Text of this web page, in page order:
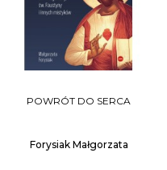
POWRÓT DO SERCA
Forysiak Małgorzata